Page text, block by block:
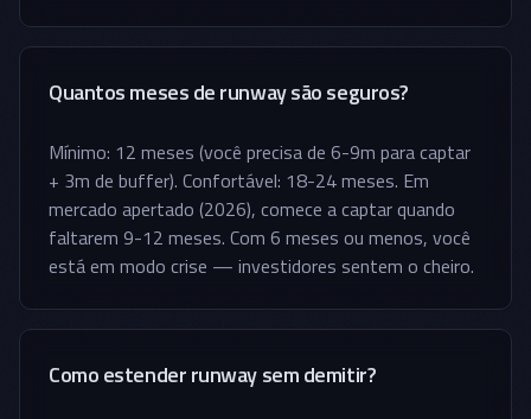
Quantos meses de runway são seguros?
Mínimo: 12 meses (você precisa de 6-9m para captar
+ 3m de buffer). Confortável: 18-24 meses. Em
mercado apertado (2026), comece a captar quando
faltarem 9-12 meses. Com 6 meses ou menos, você
está em modo crise — investidores sentem o cheiro.
Como estender runway sem demitir?